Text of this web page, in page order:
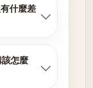
什麼差
怎麼